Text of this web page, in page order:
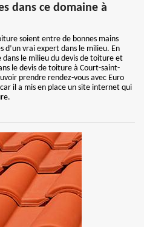
dans ce domaine à
soient entre de bonnes mains
d’un vrai expert dans le milieu. En
le milieu du devis de toiture et
le devis de toiture à Court-saint-
prendre rendez-vous avec Euro
il a mis en place un site internet qui